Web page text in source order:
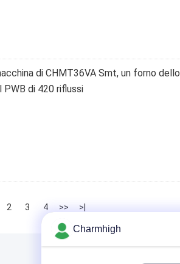
di CHMT36VA Smt, un forno
di 420 riflussi
2 3 4 >> >|
Charmhigh